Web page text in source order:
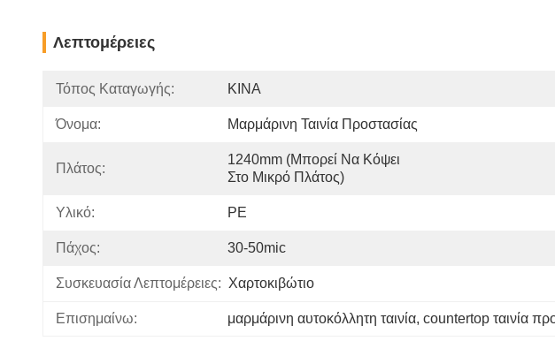
Λεπτομέρειες
Τόπος Καταγωγής: ΚΙΝΑ
Όνομα: Μαρμάρινη Ταινία Προστασίας
Πλάτος:
1240mm (μπορεί Να Κόψει
Στο Μικρό Πλάτος)
Υλικό: PE
Πάχος: 30-50mic
Συσκευασία Λεπτομέρειες: Χαρτοκιβώτιο
Επισημαίνω: μαρμάρινη αυτοκόλλητη ταινία, countertop ταινία